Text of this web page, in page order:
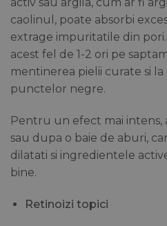
activ sau argila, cum ar fi
caolinul, poate absorbi
extrage impuritatile din
acest fel de 1-2 ori pe
mentinerea pielii curate si
punctelor negre.
Pentru un efect mai intens,
sau dupa o baie de aburi,
dilatati si ingredientele
bine.
Retinoizi topici